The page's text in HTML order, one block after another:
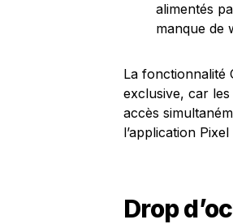
alimentés
manque de
La fonctionnalité
exclusive, car
accès
l’application
Drop